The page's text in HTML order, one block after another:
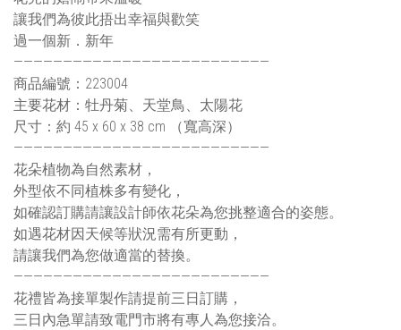
讓我們為彼此捂出幸福與歡笑
過一個新．新年
——————————————————————————
商品編號：223004
主要花材：牡丹菊、天堂鳥、太陽花
尺寸：約 45 x 60 x 38 cm （寬高深）
——————————————————————————
花朵植物為自然素材，
外型依不同植株多有變化，
如確認訂購請讓設計師依花朵為您挑整適合的姿態。
如遇花材因天候等狀況需有所更動，
請讓我們為您做適當的替換。
——————————————————————————
花禮皆為接單製作請提前三日訂購，
三日內急單請致電門市將有專人為您接洽。